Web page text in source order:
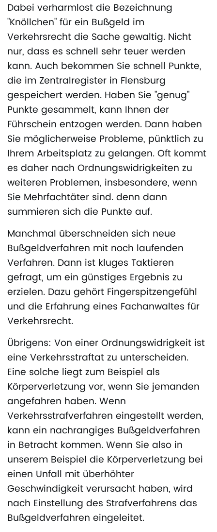
Dabei verharmlost die Bezeichnung
"Knöllchen" für ein Bußgeld im
Verkehrsrecht die Sache gewaltig. Nicht
nur, dass es schnell sehr teuer werden
kann. Auch bekommen Sie schnell Punkte,
die im Zentralregister in Flensburg
gespeichert werden. Haben Sie "genug"
Punkte gesammelt, kann Ihnen der
Führschein entzogen werden. Dann haben
Sie möglicherweise Probleme, pünktlich zu
Ihrem Arbeitsplatz zu gelangen. Oft kommt
es daher nach Ordnungswidrigkeiten zu
weiteren Problemen, insbesondere, wenn
Sie Mehrfachtäter sind. denn dann
summieren sich die Punkte auf.
Manchmal überschneiden sich neue
Bußgeldverfahren mit noch laufenden
Verfahren. Dann ist kluges Taktieren
gefragt, um ein günstiges Ergebnis zu
erzielen. Dazu gehört Fingerspitzengefühl
und die Erfahrung eines Fachanwaltes für
Verkehrsrecht.
Übrigens: Von einer Ordnungswidrigkeit ist
eine Verkehrsstraftat zu unterscheiden.
Eine solche liegt zum Beispiel als
Körperverletzung vor, wenn Sie jemanden
angefahren haben. Wenn
Verkehrsstrafverfahren eingestellt werden,
kann ein nachrangiges Bußgeldverfahren
in Betracht kommen. Wenn Sie also in
unserem Beispiel die Körperverletzung bei
einen Unfall mit überhöhter
Geschwindigkeit verursacht haben, wird
nach Einstellung des Strafverfahrens das
Bußgeldverfahren eingeleitet.